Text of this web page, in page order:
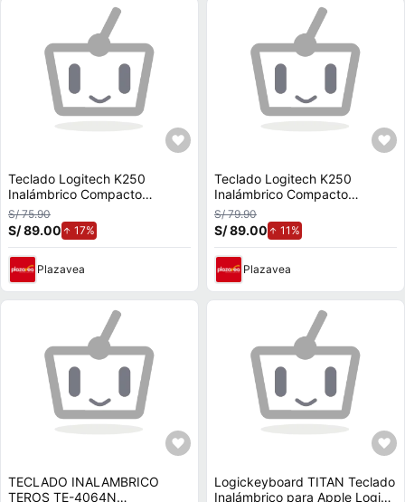
Teclado Logitech K250
Inalámbrico Compacto
Bluetooth Negro
S/ 75.90
S/ 89.00 17%
Plazavea
Teclado Logitech K250
Inalámbrico Compacto
Bluetooth Rosa
S/ 79.90
S/ 89.00 11%
Plazavea
TECLADO INALAMBRICO
TEROS TE-4064N
Logickeyboard TITAN Teclado
Inalámbrico para Apple Logic